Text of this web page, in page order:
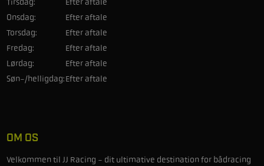
Onsdag:
Efter aftale
Torsdag:
Efter aftale
Fredag:
Efter aftale
Lørdag:
Efter aftale
Søn-/helligdag:Efter aftale
OM OS
Velkommen til JJ Racing - dit ultimative destination for bådracing